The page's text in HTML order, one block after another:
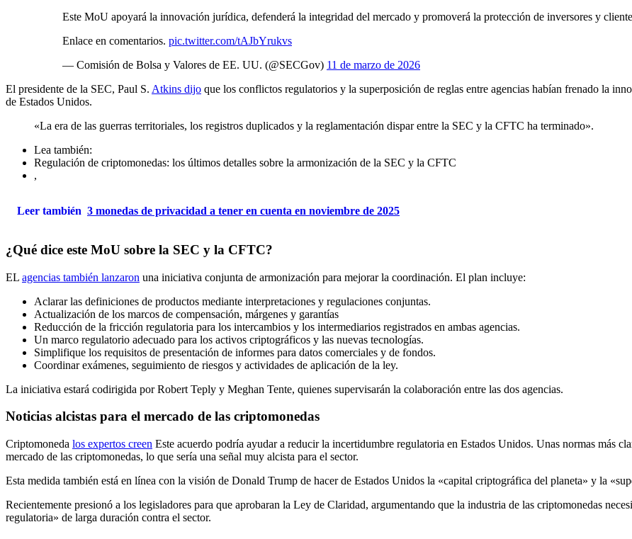
Este MoU apoyará la innovación jurídica, defenderá la integridad del mercado y promoverá la protección de inversores y
Enlace en comentarios. pic.twitter.com/tAJbYrukvs
— Comisión de Bolsa y Valores de EE. UU. (@SECGov) 11 de marzo de 2026
El presidente de la SEC, Paul S. Atkins dijo que los conflictos regulatorios y la superposición de reglas entre agencias habían frenado la
de Estados Unidos.
«La era de las guerras territoriales, los registros duplicados y la reglamentación dispar entre la SEC y la CFTC ha terminado».
Lea también:
Regulación de criptomonedas: los últimos detalles sobre la armonización de la SEC y la CFTC
,
Leer también 3 monedas de privacidad a tener en cuenta en noviembre de 2025
¿Qué dice este MoU sobre la SEC y la CFTC?
EL agencias también lanzaron una iniciativa conjunta de armonización para mejorar la coordinación. El plan incluye:
Aclarar las definiciones de productos mediante interpretaciones y regulaciones conjuntas.
Actualización de los marcos de compensación, márgenes y garantías
Reducción de la fricción regulatoria para los intercambios y los intermediarios registrados en ambas agencias.
Un marco regulatorio adecuado para los activos criptográficos y las nuevas tecnologías.
Simplifique los requisitos de presentación de informes para datos comerciales y de fondos.
Coordinar exámenes, seguimiento de riesgos y actividades de aplicación de la ley.
La iniciativa estará codirigida por Robert Teply y Meghan Tente, quienes supervisarán la colaboración entre las dos agencias.
Noticias alcistas para el mercado de las criptomonedas
Criptomoneda los expertos creen Este acuerdo podría ayudar a reducir la incertidumbre regulatoria en Estados Unidos. Unas normas más
mercado de las criptomonedas, lo que sería una señal muy alcista para el sector.
Esta medida también está en línea con la visión de Donald Trump de hacer de Estados Unidos la «capital criptográfica del planeta» y la
Recientemente presionó a los legisladores para que aprobaran la Ley de Claridad, argumentando que la industria de las criptomonedas
regulatoria» de larga duración contra el sector.